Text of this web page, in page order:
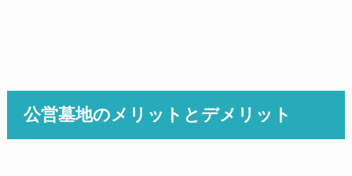
公営墓地のメリットとデメリット